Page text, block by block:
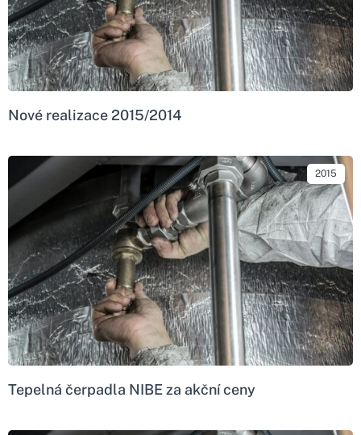
Nové realizace 2015/2014
Tepelná čerpadla NIBE za akční ceny
2015